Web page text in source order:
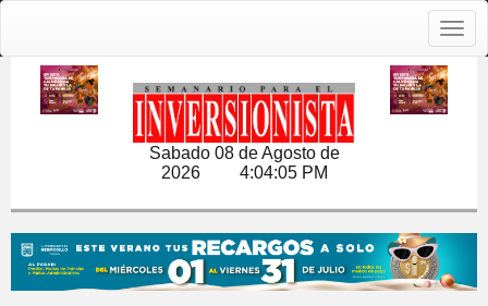
Sabado 08 de Agosto de
2026 4:04:06 PM